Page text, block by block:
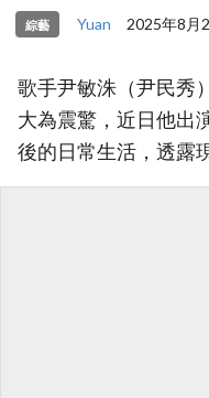
綜藝 Yuan 2025年8月
歌手尹敏洙（尹民秀
大為震驚，近日他出
後的日常生活，透露